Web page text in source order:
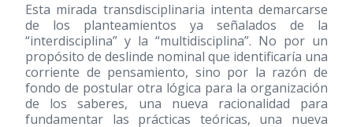
Esta mirada transdisciplinaria intenta demarcarse
de los planteamientos ya señalados de la
“interdisciplina” y la “multidisciplina”. No por un
propósito de deslinde nominal que identificaría una
corriente de pensamiento, sino por la razón de
fondo de postular otra lógica para la organización
de los saberes, una nueva racionalidad para
fundamentar las prácticas teóricas, una nueva